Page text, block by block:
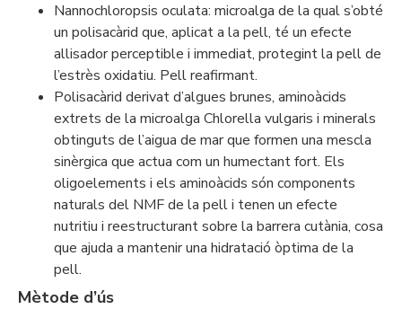
Nannochloropsis oculata: microalga de la qual s’obté
un polisacàrid que, aplicat a la pell, té un efecte
allisador perceptible i immediat, protegint la pell de
l’estrès oxidatiu. Pell reafirmant.
Polisacàrid derivat d’algues brunes, aminoàcids
extrets de la microalga Chlorella vulgaris i minerals
obtinguts de l’aigua de mar que formen una mescla
sinèrgica que actua com un humectant fort. Els
oligoelements i els aminoàcids són components
naturals del NMF de la pell i tenen un efecte
nutritiu i reestructurant sobre la barrera cutània, cosa
que ajuda a mantenir una hidratació òptima de la
pell.
Mètode d’ús